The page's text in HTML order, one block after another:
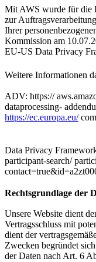
Mit AWS wurde für die
zur
Ihrer
Kommission am
EU-US Data Privacy
Weitere Informationen
ADV: https://
dataprocessing-
https://ec.europa.eu/
Data Privacy
participant-search/
Rechtsgrundlage der
Unsere Website dient
Vertragsschluss mit
dient der
Zwecken begründet
der Daten nach Art. 6